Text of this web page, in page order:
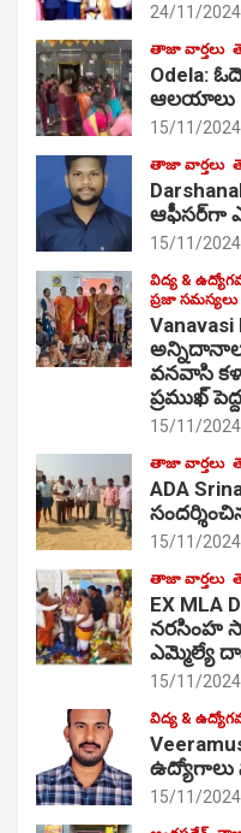
24/11/2024
తాజా వార్తలు
Odela:
ఆల‌యాలు
15/11/2024
తాజా వార్తలు
ఆఫీసర్‌గా
15/11/2024
విద్య &
ప్రజా సమస్యలు
Vanavasi
అన్నిదానాల
వనవాసి
ప్రముఖ్
15/11/2024
తాజా వార్తలు
ADA
15/11/2024
తాజా వార్తలు
EX MLA
నరసింహ
ఎమ్మెల్యే
15/11/2024
విద్య &
ఉద్యోగాలు
15/11/2024